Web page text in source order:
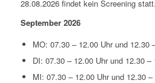
28.08.2026 findet kein Screening statt.
September 2026
MO: 07.30 – 12.00 Uhr und 12.30
DI: 07.30 – 12.00 Uhr und 12.30 –
MI: 07.30 – 12.00 Uhr und 12.30 –